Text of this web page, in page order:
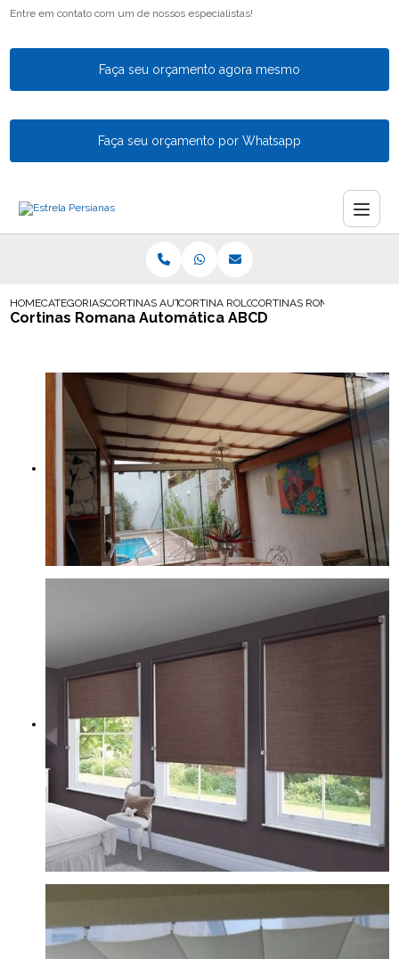
Entre em contato com um de nossos especialistas!
Faça seu orçamento agora mesmo
Faça seu orçamento por Whatsapp
HOMECATEGORIASCORTINAS AUTOMATICASCORTINA ROLO AUTOMATICA EM
CORTINAS ROMANA
Cortinas Romana Automática ABCD